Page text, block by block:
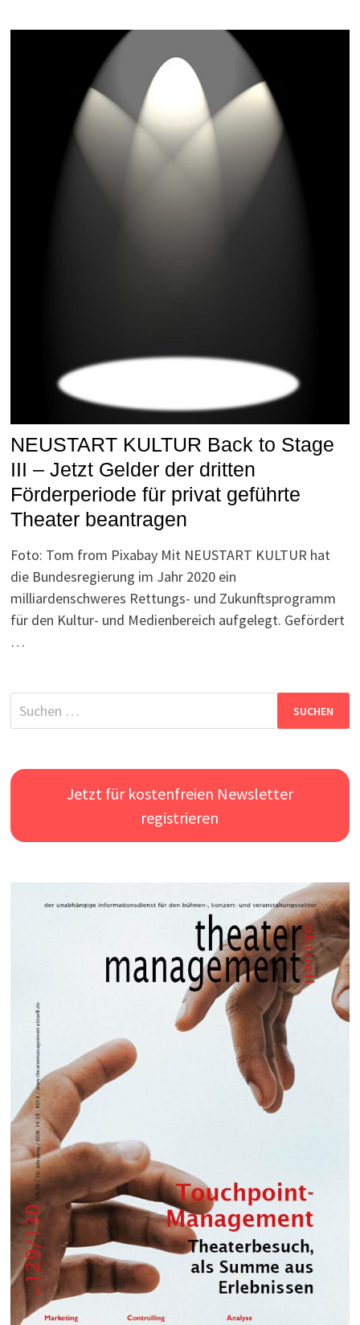
NEUSTART KULTUR Back to Stage
III – Jetzt Gelder der dritten
Förderperiode für privat geführte
Theater beantragen
Foto: Tom from Pixabay Mit NEUSTART KULTUR hat
die Bundesregierung im Jahr 2020 ein
milliardenschweres Rettungs- und Zukunftsprogramm
für den Kultur- und Medienbereich aufgelegt. Gefördert
…
Suchen
nach:
Jetzt für kostenfreien Newsletter
registrieren